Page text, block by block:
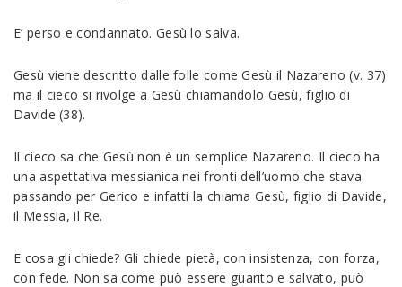
E’ perso e condannato. Gesù lo salva.
Gesù viene descritto dalle folle come Gesù il Nazareno (v. 37)
ma il cieco si rivolge a Gesù chiamandolo Gesù, figlio di
Davide (38).
Il cieco sa che Gesù non è un semplice Nazareno. Il cieco ha
una aspettativa messianica nei fronti dell’uomo che stava
passando per Gerico e infatti la chiama Gesù, figlio di Davide,
il Messia, il Re.
E cosa gli chiede? Gli chiede pietà, con insistenza, con forza,
con fede. Non sa come può essere guarito e salvato, può